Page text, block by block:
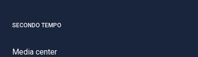
SECONDO TEMPO
Media center